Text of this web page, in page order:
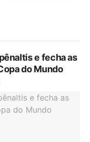
e fecha as
do Mundo